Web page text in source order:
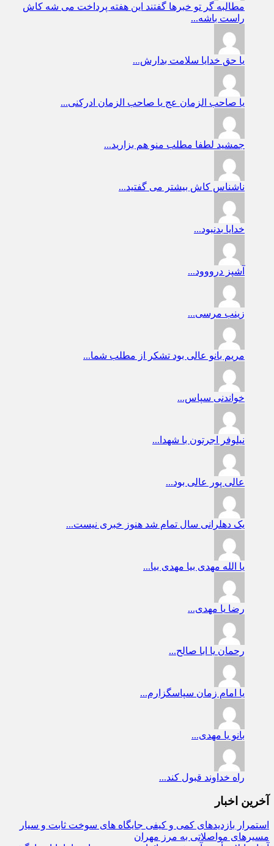
مطالبه گر تو خبرها گفتند این هفته پرداخت می شه کاش
راست باشه...
یا حق خدایا سلامت بدارش...
یا صاحب الزمان عج یا صاحب الزمان ادرکنی...
جمشید لطفا مطلب منو هم بزارید...
ناشناس کاش بیشتر می گفتید...
خدایا بدنبود...
آشپز درووود...
زینب مرسی...
مریم بانو عالی بود تشکر از مطلب شما...
خواندنی سپاس...
نیلوفر اجرتون با شهدا...
عالی پور عالی بود...
یک دهلرانی سال تمام شد هنوز خبری نیست...
یا الله مهدی بیا مهدی بیا...
رضا یا مهدی...
رحمان یا ابا صالح...
یا امام زمان سپاسگزارم...
بانو یا مهدی...
راه خداوند قبول کند...
آخرین اخبار
استمرار بازدیدهای کمی و کیفی جایگاه‌ های سوخت ثابت و سیار
مسیرهای مواصلاتی به مرز مهران